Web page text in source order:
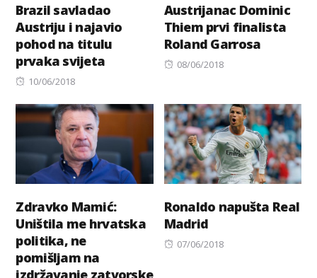
Brazil savladao
Austriju i najavio
pohod na titulu
prvaka svijeta
Posted
10/06/2018
Austrijanac Dominic
Thiem prvi finalista
Roland Garrosa
Posted
08/06/2018
Zdravko Mamić:
Uništila me hrvatska
politika, ne
pomišljam na
izdržavanje zatvorske
Ronaldo napušta Real
Madrid
Posted
07/06/2018